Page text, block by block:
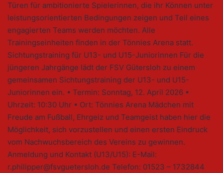
Türen für ambitionierte Spielerinnen, die ihr Können unter
leistungsorientierten Bedingungen zeigen und Teil eines
engagierten Teams werden möchten. Alle
Trainingseinheiten finden in der Tönnies Arena statt.
Sichtungstraining für U13- und U15-Juniorinnen Für die
jüngeren Jahrgänge lädt der FSV Gütersloh zu einem
gemeinsamen Sichtungstraining der U13- und U15-
Juniorinnen ein. • Termin: Sonntag, 12. April 2026 •
Uhrzeit: 10:30 Uhr • Ort: Tönnies Arena Mädchen mit
Freude am Fußball, Ehrgeiz und Teamgeist haben hier die
Möglichkeit, sich vorzustellen und einen ersten Eindruck
vom Nachwuchsbereich des Vereins zu gewinnen.
Anmeldung und Kontakt (U13/U15): E-Mail:
r.philipper@fsvguetersloh.de Telefon: 01523 – 1732844